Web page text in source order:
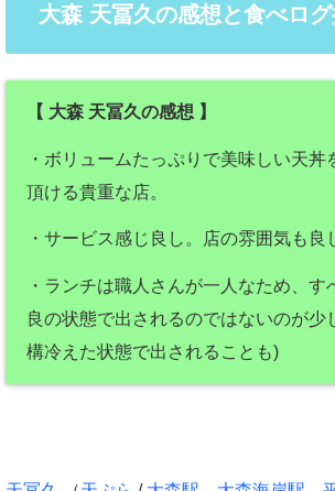
大森 天冨久の感想と食べロ
【 大森 天冨久の感想 】
・ボリュームたっぷりで美味しい天丼
頂ける貴重な店。
・サービス感じ良し。店の雰囲気も良
・ランチは職人さんが一人なため、す
良の状態で出されるのではないのが少
構冷えた状態で出されることも)